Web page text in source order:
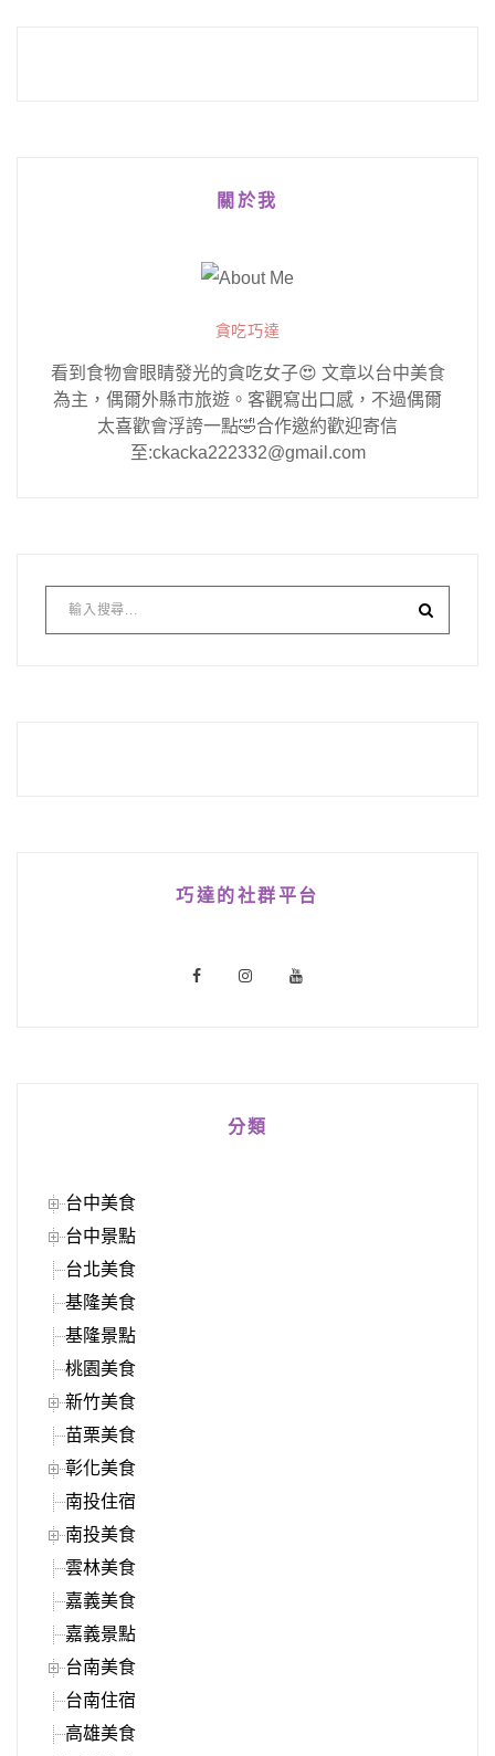
關於我
貪吃巧達
看到食物會眼睛發光的貪吃女子😍 文章以台中美食
為主，偶爾外縣市旅遊。客觀寫出口感，不過偶爾
太喜歡會浮誇一點🤣合作邀約歡迎寄信
至:ckacka222332@gmail.com
巧達的社群平台
分類
台中美食
台中景點
台北美食
基隆美食
基隆景點
桃園美食
新竹美食
苗栗美食
彰化美食
南投住宿
南投美食
雲林美食
嘉義美食
嘉義景點
台南美食
台南住宿
高雄美食